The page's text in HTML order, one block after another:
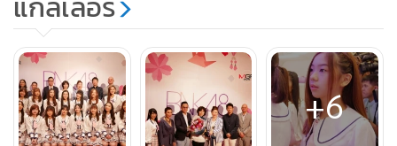
ขณะที่ น.ส.ปัญสิกรณ์ เปิดเผยว่า สมัยก่อนพวกเราเช่าห้องซ้อม
พอตอนนี้มีเธียเตอร์ เป็นเหมือน บ้านพวกเรา ได้มาซ้อมเต้นที่นี่
รวมถึงการเรียนการสอนทุกอย่าง และการแสดงก็เกิดขึ้นที่นี่ เรา
+6